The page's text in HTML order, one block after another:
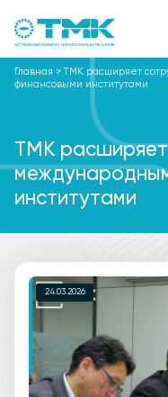
Главная >ТМК расширяет
финансовыми институтами
ТМК
институтами
24.03.2026